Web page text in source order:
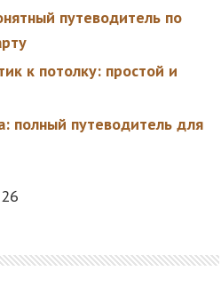
путеводитель по
к потолку: простой и
полный путеводитель для